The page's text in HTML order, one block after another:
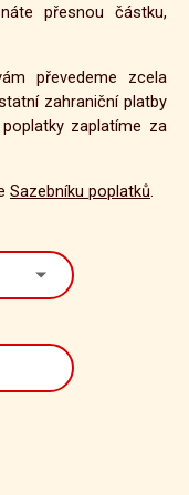
přesnou částku,
převedeme zcela
zahraniční platby
zaplatíme za
Sazebníku poplatků